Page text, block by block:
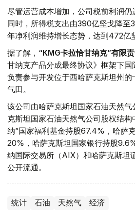
尽管运营成本增加，公司税前利润
同时，所得税支出由390亿坚戈降至
年净利润维持增长态势，达到472亿
据了解， “KMG卡拉恰甘纳克”有限
甘纳克产品分成最终协议》框架下国
负责参与开发位于西哈萨克斯坦州
气田。
该公司由哈萨克斯坦国家石油天然
克斯坦国家石油天然气公司股权结
纳”国家福利基金持股67.4%，哈萨
20%，哈萨克斯坦国家银行持股
纳国际交易所（AIX）和哈萨克斯坦
公开流通。
统计 石油 天然气 经济